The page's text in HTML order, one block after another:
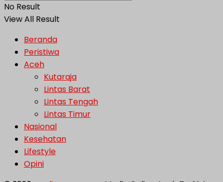
No Result
View All Result
Beranda
Peristiwa
Aceh
Kutaraja
Lintas Barat
Lintas Tengah
Lintas Timur
Nasional
Kesehatan
Lifestyle
Opini